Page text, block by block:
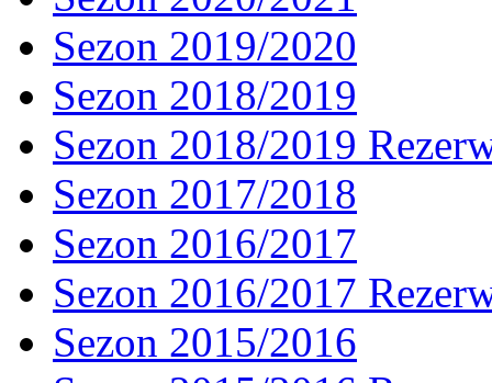
Sezon 2019/2020
Sezon 2018/2019
Sezon 2018/2019
Sezon 2017/2018
Sezon 2016/2017
Sezon 2016/2017
Sezon 2015/2016